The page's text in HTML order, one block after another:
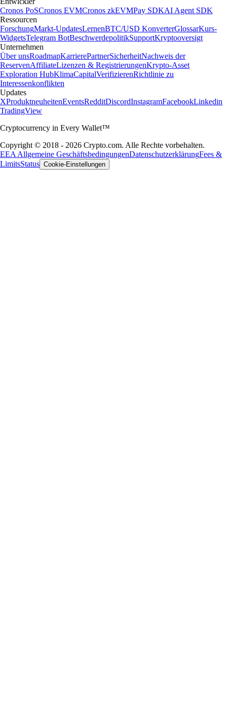
Cronos PoSCronos EVMCronos zkEVMPay SDKAI Agent SDK
Ressourcen
ForschungMarkt-UpdatesLernenBTC/USD KonverterGlossarKurs-
WidgetsTelegram BotBeschwerdepolitikSupportKryptooversigt
Unternehmen
Über unsRoadmapKarrierePartnerSicherheitNachweis der
ReservenAffiliateLizenzen & RegistrierungenKrypto-Asset
Exploration HubKlimaCapitalVerifizierenRichtlinie zu
Interessenkonflikten
Updates
XProduktneuheitenEventsRedditDiscordInstagramFacebookLinkedin
TradingView
Cryptocurrency in Every Wallet™
Copyright © 2018 - 2026 Crypto.com. Alle Rechte vorbehalten.
EEA Allgemeine GeschäftsbedingungenDatenschutzerklärungFees &
LimitsStatus Cookie-Einstellungen